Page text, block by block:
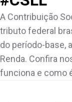
A Contribuição
tributo federal
do período-base,
Renda. Confira
funciona e como